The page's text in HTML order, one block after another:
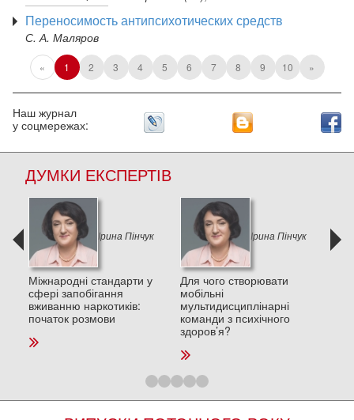
Переносимость антипсихотических средств
С. А. Маляров
« 1 2 3 4 5 6 7 8 9 10 »
Наш журнал
у соцмережах:
ДУМКИ ЕКСПЕРТІВ
Ірина Пінчук
Міжнародні стандарти у
сфері запобігання
вживанню наркотиків:
початок розмови
Ірина Пінчук
Для чого створювати
мобільні
мультидисциплінарні
команди з психічного
здоров’я?